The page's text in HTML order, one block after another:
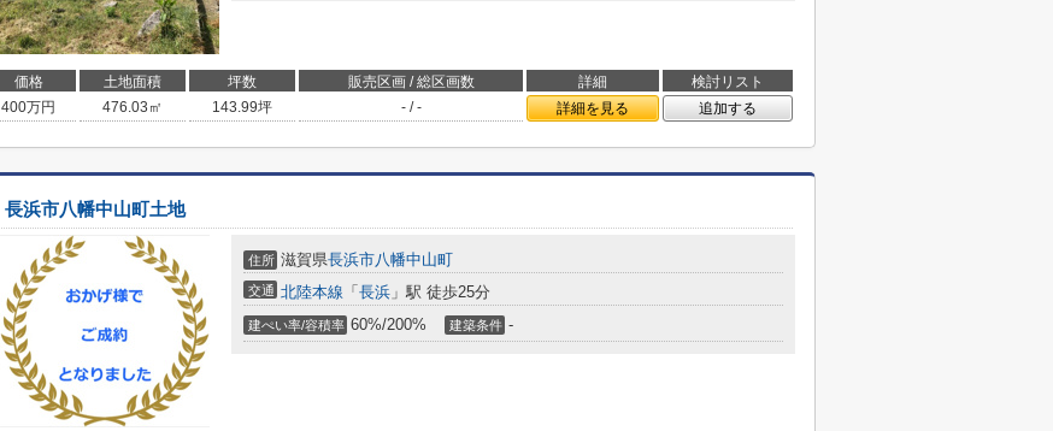
価格 土地面積 坪数 販売区画 / 総区画数 詳細
検討リスト
400万円 476.03㎡ 143.99坪 - / - 詳細を見る 追加する
長浜市八幡中山町土地
住所 滋賀県長浜市八幡中山町
交通 北陸本線 「 長浜 」駅 徒歩25分
建ぺい率/容積率 60%/200% 建築条件 -